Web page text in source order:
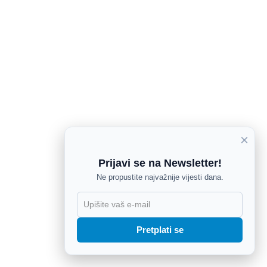
×
Prijavi se na Newsletter!
Ne propustite najvažnije vijesti dana.
Pretplati se